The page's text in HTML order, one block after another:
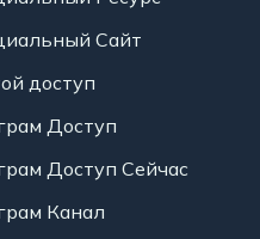
Сайт
доступ
Доступ
Доступ Сейчас
Канал